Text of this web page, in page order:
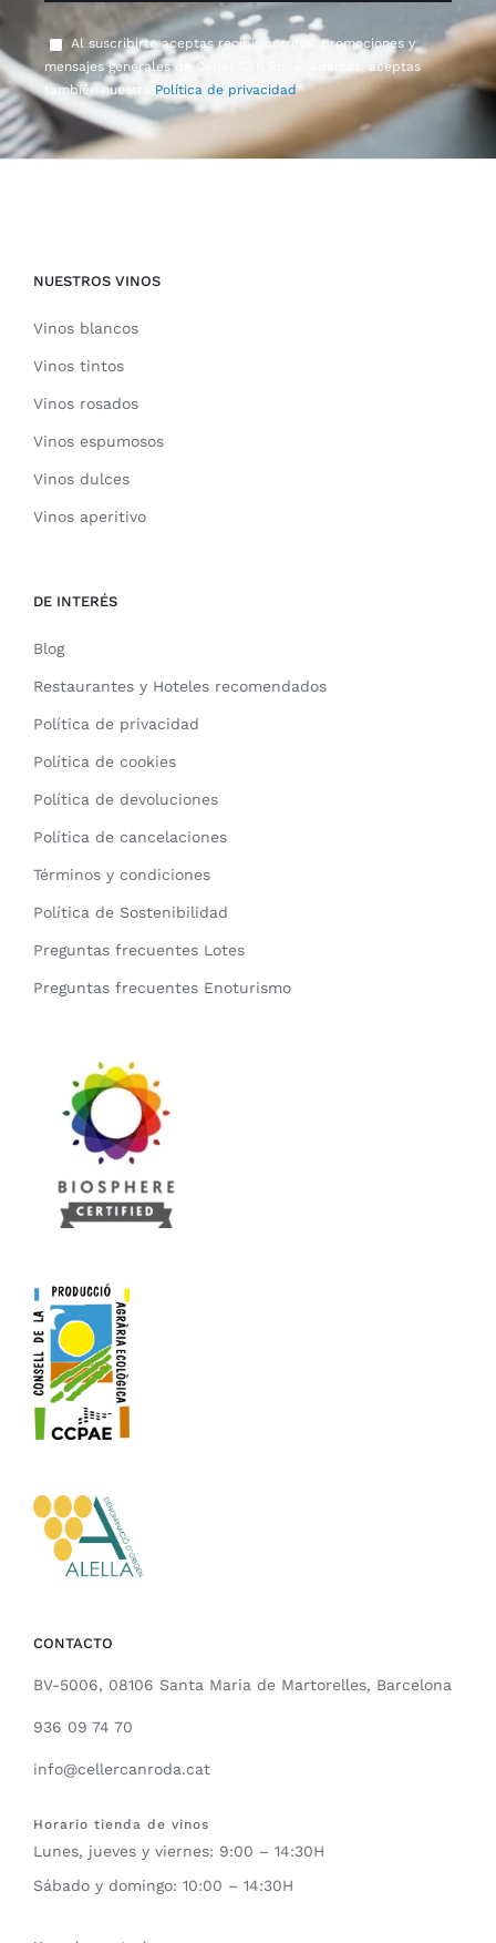
Al suscribirte aceptas recibir correos, promociones y
mensajes generales de Celler Can Roda. Además, aceptas
también nuestra Política de privacidad*
NUESTROS VINOS
Vinos blancos
Vinos tintos
Vinos rosados
Vinos espumosos
Vinos dulces
Vinos aperitivo
DE INTERÉS
Blog
Restaurantes y Hoteles recomendados
Política de privacidad
Política de cookies
Política de devoluciones
Política de cancelaciones
Términos y condiciones
Política de Sostenibilidad
Preguntas frecuentes Lotes
Preguntas frecuentes Enoturismo
CONTACTO
BV-5006, 08106 Santa Maria de Martorelles, Barcelona
936 09 74 70
info@cellercanroda.cat
Horario tienda de vinos
Lunes, jueves y viernes: 9:00 – 14:30H
Sábado y domingo: 10:00 – 14:30H